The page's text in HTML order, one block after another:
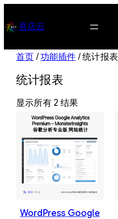
至 吾店云
首页 /功能插件 / 统计报表
统计报表
显示所有 2 结果
最
新
内
容
排
序
WordPress Google